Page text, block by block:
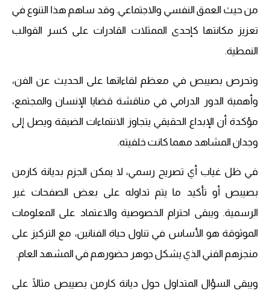
من حيث العمق النفسي والاجتماعي. وقد ساهم هذا التنوع في
تعزيز مكانتها كإحدى الممثلات القادرات على كسر القوالب
النمطية.
وتحرص بصيبص في معظم لقاءاتها على الحديث عن الفن،
وأهمية الدور الدرامي في مناقشة قضايا الإنسان والمجتمع،
مؤكدة أن الإبداع الحقيقي يتجاوز الانتماءات الضيقة ويصل إلى
وجدان المشاهد مهما كانت خلفيته.
في ظل غياب أي تصريح رسمي، لا يمكن الجزم بديانة كارمن
بصيبص أو تأكيد ما يتم تداوله على بعض الصفحات غير
الرسمية. ويبقى احترام الخصوصية والاعتماد على المعلومات
الموثوقة هو الأساس في تناول حياة الفنانين، مع التركيز على
منجزهم الفني الذي يشكل جوهر حضورهم في المشهد العام.
ويبقى السؤال المتداول حول ديانة كارمن بصيبص مثالًا على